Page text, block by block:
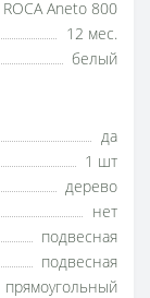
ROCA Aneto 800
12 мес.
белый
да
1 шт
дерево
нет
подвесная
подвесная
прямоугольный